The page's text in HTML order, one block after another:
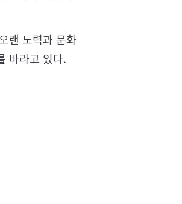
랜 노력과 문화
바라고 있다.